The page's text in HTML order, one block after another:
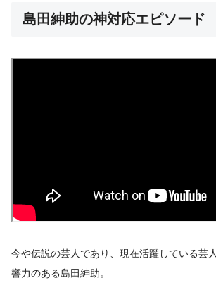
島田紳助の神対応エピソード
今や伝説の芸人であり、現在活躍している芸
響力のある島田紳助。